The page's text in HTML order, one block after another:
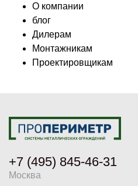
О компании
блог
Дилерам
Монтажникам
Проектировщикам
+7 (495) 845-46-31
Москва